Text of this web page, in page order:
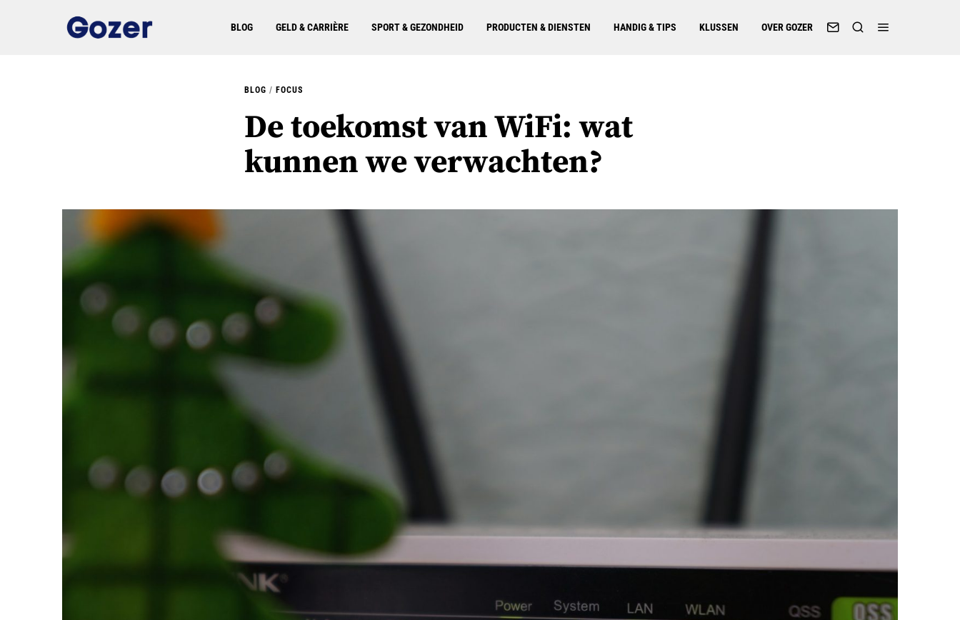
BLOG GELD & CARRIÈRE SPORT & GEZONDHEID PRODUCTEN & DIENSTEN HANDIG & TIPS KLUSSEN OVER GOZER
BLOG / FOCUS
De toekomst van WiFi: wat
kunnen we verwachten?